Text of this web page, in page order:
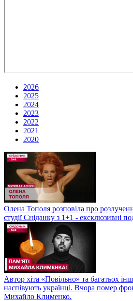
2026
2025
2024
2023
2022
2021
2020
Олена Тополя розповіла про
студії Сніданку з 1+1 - ексклюзивні
Автор хіта «Повільно» та багатьох
наспівують українці. Вчора помер
Михайло Клименко.